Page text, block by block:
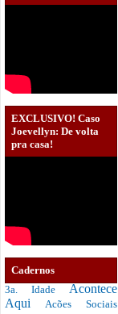
EXCLUSIVO! Caso
Joevellyn: De volta
pra casa!
Cadernos
3a. Idade Acontece
Aqui Acões Sociais